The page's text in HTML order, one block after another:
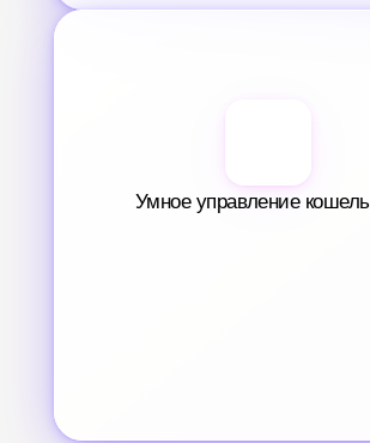
Умное управление